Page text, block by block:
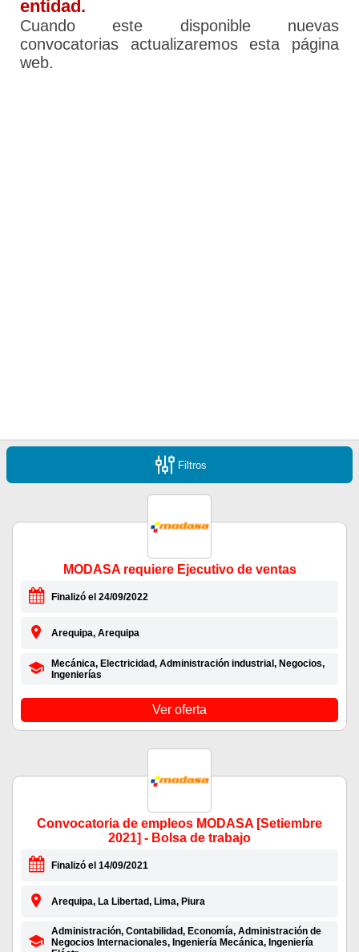
entidad.
Cuando este disponible nuevas
convocatorias actualizaremos esta página
web.
Filtros
MODASA requiere Ejecutivo de ventas
Finalizó el 24/09/2022
Arequipa, Arequipa
Mecánica, Electricidad, Administración industrial, Negocios,
Ingenierías
Ver oferta
Convocatoria de empleos MODASA [Setiembre
2021] - Bolsa de trabajo
Finalizó el 14/09/2021
Arequipa, La Libertad, Lima, Piura
Administración, Contabilidad, Economía, Administración de
Negocios Internacionales, Ingeniería Mecánica, Ingeniería